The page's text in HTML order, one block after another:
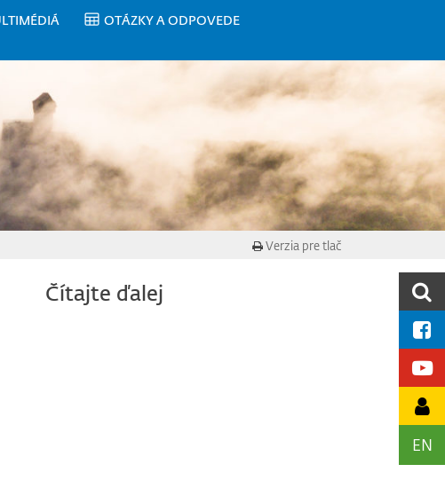
OTÁZKY A ODPOVEDE
EN
Verzia pre tlač
Čítajte ďalej